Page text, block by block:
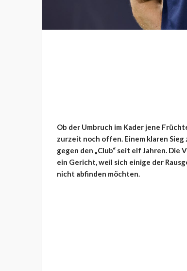
Ob der Umbruch im Kader jene
zurzeit noch offen. Einem klaren
gegen den „Club“ seit elf Jahren.
ein Gericht, weil sich einige der
nicht abfinden möchten.